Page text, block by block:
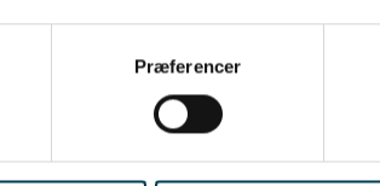
Præferencer